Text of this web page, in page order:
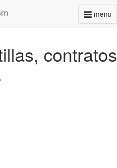
menu
contratos